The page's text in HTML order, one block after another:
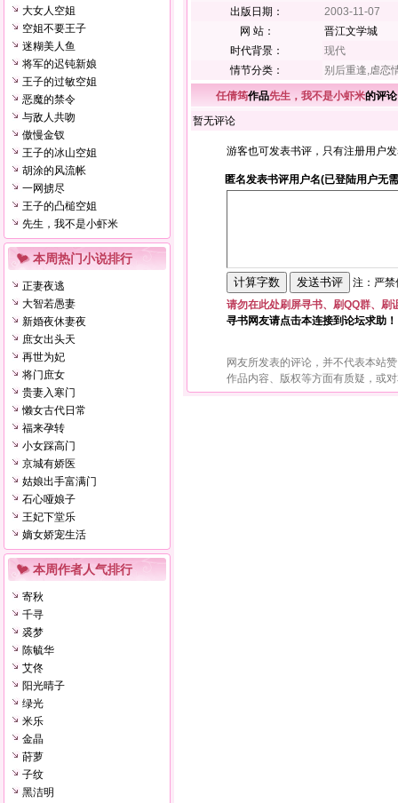
大女人空姐
空姐不要王子
迷糊美人鱼
将军的迟钝新娘
王子的过敏空姐
恶魔的禁令
与敌人共吻
傲慢金钗
王子的冰山空姐
胡涂的风流帐
一网掳尽
王子的凸槌空姐
先生，我不是小虾米
本周热门小说排行
正妻夜逃
大智若愚妻
新婚夜休妻夜
庶女出头天
再世为妃
将门庶女
贵妻入寒门
懒女古代日常
福来孕转
小女踩高门
京城有娇医
姑娘出手富满门
石心哑娘子
王妃下堂乐
嫡女娇宠生活
本周作者人气排行
寄秋
千寻
裘梦
陈毓华
艾佟
阳光晴子
绿光
米乐
金晶
莳萝
子纹
黑洁明
出版日期：
2003-11-07
网 站：
晋江文学城
时代背景：
现代
情节分类：
别后重逢,虐恋
任倩筠作品先生，我不是小虾米的评
暂无评论
游客也可发表书评，只有注册用户
匿名发表书评用户名(已登陆用户无
注：严
请勿在此处刷屏寻书、刷QQ群、刷
寻书网友请点击本连接到论坛求助！
网友所发表的评论，并不代表本站
作品内容、版权等方面有质疑，或